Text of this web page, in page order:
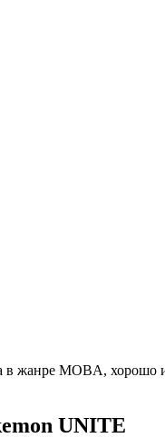
жанре MOBA, хорошо
UNITE